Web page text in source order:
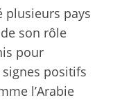
plusieurs pays
son rôle
pour
positifs
l’Arabie